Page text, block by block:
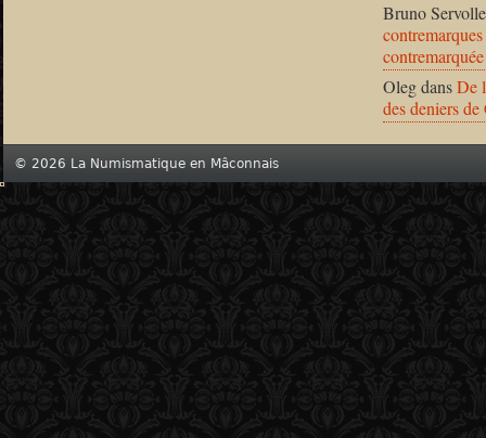
Bruno Servolle
OlegdansDe
des deniers
© 2026 La Numismatique en Mâconnais